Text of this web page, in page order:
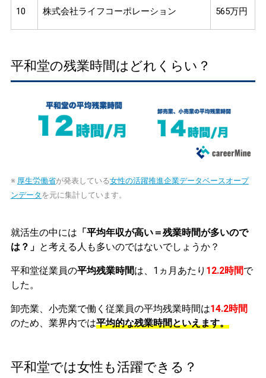
10 株式会社ライフコーポレーション 565万円
平和堂の残業時間はどれくらい？
※ 厚生労働省が発表している女性の活躍推進企業データベースオープ
ンデータ を元に集計しています。
就活生の中には 「平均年収が高い＝残業時間が多いので
は？」 と考える人も多いのではないでしょうか？
平和堂従業員の平均残業時間は、1ヵ月あたり 12.2時間で
した。
卸売業、小売業で働く従業員の平均残業時間は14.2時間
のため、業界内では平均的な残業時間といえます。
平和堂では女性も活躍できる？